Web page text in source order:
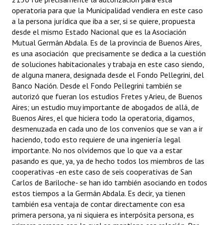
operatoria para que la Municipalidad vendiera en este caso
a la persona jurídica que iba a ser, si se quiere, propuesta
desde el mismo Estado Nacional que es la Asociación
Mutual Germán Abdala. Es de la provincia de Buenos Aires,
es una asociación que precisamente se dedica a la cuestión
de soluciones habitacionales y trabaja en este caso siendo,
de alguna manera, designada desde el Fondo Pellegrini, del
Banco Nación. Desde el Fondo Pellegrini también se
autorizó que fueran los estudios Fretes y Arieu, de Buenos
Aires; un estudio muy importante de abogados de allá, de
Buenos Aires, el que hiciera todo la operatoria, digamos,
desmenuzada en cada uno de los convenios que se van a ir
haciendo, todo esto requiere de una ingeniería legal
importante. No nos olvidemos que lo que va a estar
pasando es que, ya, ya de hecho todos los miembros de las
cooperativas -en este caso de seis cooperativas de San
Carlos de Bariloche- se han ido también asociando en todos
estos tiempos a la Germán Abdala. Es decir, ya tienen
también esa ventaja de contar directamente con esa
primera persona, ya ni siquiera es interpósita persona, es